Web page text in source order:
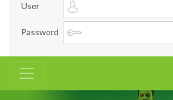
User
Password